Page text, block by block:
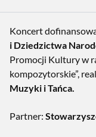
Koncert
i Dziedzictwa
Promocji Kultury w
kompozytorskie”,
Muzyki i Tańca.
Partner: